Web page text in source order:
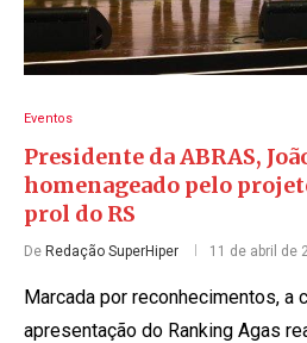
Eventos
Presidente da ABRAS,
homenageado pelo
prol do RS
De Redação SuperHiper 11 de abril de
Marcada por reconhecimentos, a
apresentação do Ranking Agas